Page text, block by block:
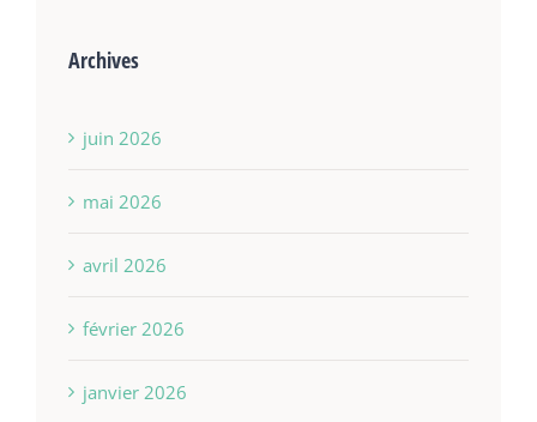
Archives
juin 2026
mai 2026
avril 2026
février 2026
janvier 2026